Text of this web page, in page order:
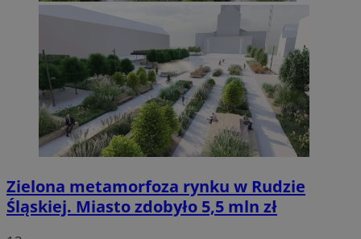
Zielona metamorfoza rynku w Rudzie
Śląskiej. Miasto zdobyło 5,5 mln zł